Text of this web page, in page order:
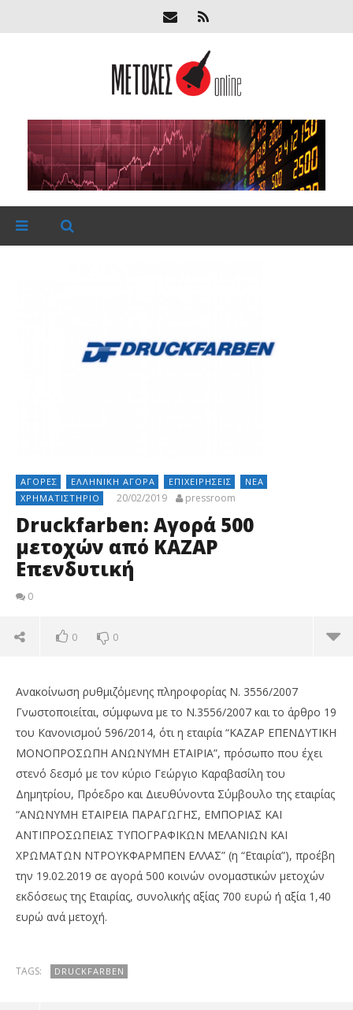
ΑΓΟΡΈΣ ΕΛΛΗΝΙΚΉ ΑΓΟΡΆ ΕΠΙΧΕΙΡΉΣΕΙΣ
ΝΈΑ
ΧΡΗΜΑΤΙΣΤΉΡΙΟ
20/02/2019 pressroom
Druckfarben: Αγορά 500
μετοχών από ΚΑΖΑΡ
Επενδυτική
0
0 0
NOW VIEWING
Druckfarben: Αγορά 500 μετοχών από ΚΑΖΑΡ
Επενδυτική
Ανακοίνωση ρυθμιζόμενης πληροφορίας Ν. 3556/2007
Γνωστοποιείται, σύμφωνα με το Ν.3556/2007 και το άρθρο 19
του Κανονισμού 596/2014, ότι η εταιρία “ΚΑΖΑΡ ΕΠΕΝΔΥΤΙΚΗ
ΜΟΝΟΠΡΟΣΩΠΗ ΑΝΩΝΥΜΗ ΕΤΑΙΡΙΑ”, πρόσωπο που έχει
στενό δεσμό με τον κύριο Γεώργιο Καραβασίλη του
Δημητρίου, Πρόεδρο και Διευθύνοντα Σύμβουλο της εταιρίας
“ΑΝΩΝΥΜΗ ΕΤΑΙΡΕΙΑ ΠΑΡΑΓΩΓΗΣ, ΕΜΠΟΡΙΑΣ ΚΑΙ
ΑΝΤΙΠΡΟΣΩΠΕΙΑΣ ΤΥΠΟΓΡΑΦΙΚΩΝ ΜΕΛΑΝΙΩΝ ΚΑΙ
ΧΡΩΜΑΤΩΝ ΝΤΡΟΥΚΦΑΡΜΠΕΝ ΕΛΛΑΣ” (η “Εταιρία”), προέβη
την 19.02.2019 σε αγορά 500 κοινών ονομαστικών μετοχών
εκδόσεως της Εταιρίας, συνολικής αξίας 700 ευρώ ή αξία 1,40
ευρώ ανά μετοχή.
TAGS: DRUCKFARBEN